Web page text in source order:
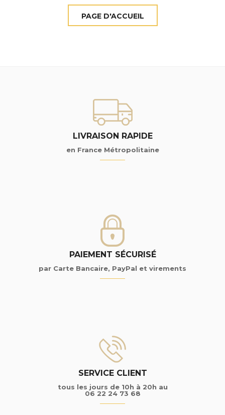
LIVRAISON RAPIDE
en France Métropolitaine
PAIEMENT SÉCURISÉ
par Carte Bancaire, PayPal et virements
SERVICE CLIENT
tous les jours de 10h à 20h au
06 22 24 73 68